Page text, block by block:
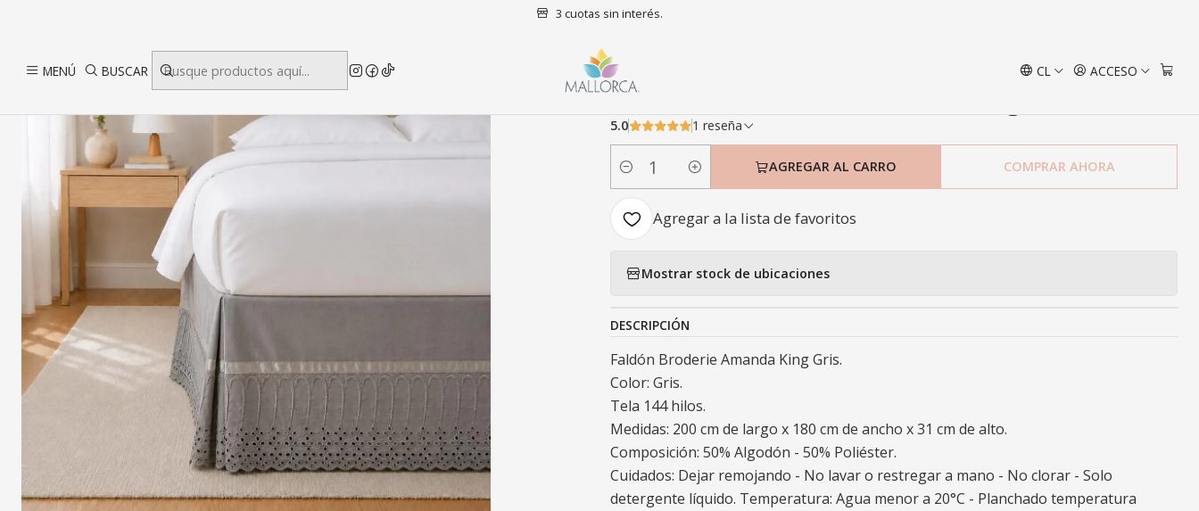
MENÚ BUSCAR CL ACCESO
3 cuotas sin interés.
Faldón King Faldón Broderie Amanda King Gris
|
Faldón Broderie Amanda King Gris
5.0 1 reseña
Cantidad
AGREGAR AL CARRO COMPRAR AHORA
Agregar a la lista de favoritos
Mostrar stock de ubicaciones
DESCRIPCIÓN
Faldón Broderie Amanda King Gris.
Color: Gris.
Tela 144 hilos.
Medidas: 200 cm de largo x 180 cm de ancho x 31 cm de alto.
Composición: 50% Algodón - 50% Poliéster.
Cuidados: Dejar remojando - No lavar o restregar a mano - No clorar - Solo
detergente líquido. Temperatura: Agua menor a 20°C - Planchado temperatura